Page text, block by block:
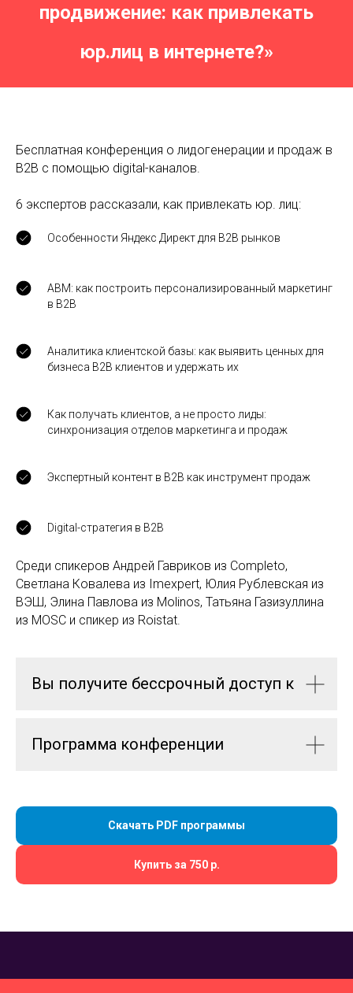
продвижение: как привлекать
юр.лиц в интернете?»
Бесплатная конференция о лидогенерации и продаж в
В2В с помощью digital-каналов.
6 экспертов рассказали, как привлекать юр. лиц:
Особенности Яндекс Директ для В2В рынков
ABM: как построить персонализированный маркетинг
в B2B
Аналитика клиентской базы: как выявить ценных для
бизнеса В2В клиентов и удержать их
Как получать клиентов, а не просто лиды:
синхронизация отделов маркетинга и продаж
Экспертный контент в В2В как инструмент продаж
Digital-стратегия в B2B
Среди спикеров Андрей Гавриков из Completo,
Светлана Ковалева из Imexpert, Юлия Рублевская из
ВЭШ, Элина Павлова из Molinos, Татьяна Газизуллина
из MOSC и спикер из Roistat.
Вы получите бессрочный доступ к
Программа конференции
Скачать PDF программы
Купить за 750 р.